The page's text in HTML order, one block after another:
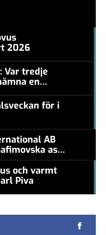
2026
Var tredje
en
för i
AB
as
och varmt
Piva